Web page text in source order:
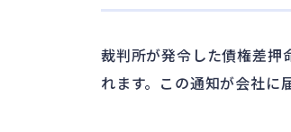
裁判所が発令した債権差押
れます。この通知が会社に